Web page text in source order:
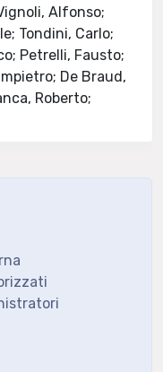
Alfonso;
Tondini, Carlo;
Petrelli, Fausto;
De Braud,
Roberto;